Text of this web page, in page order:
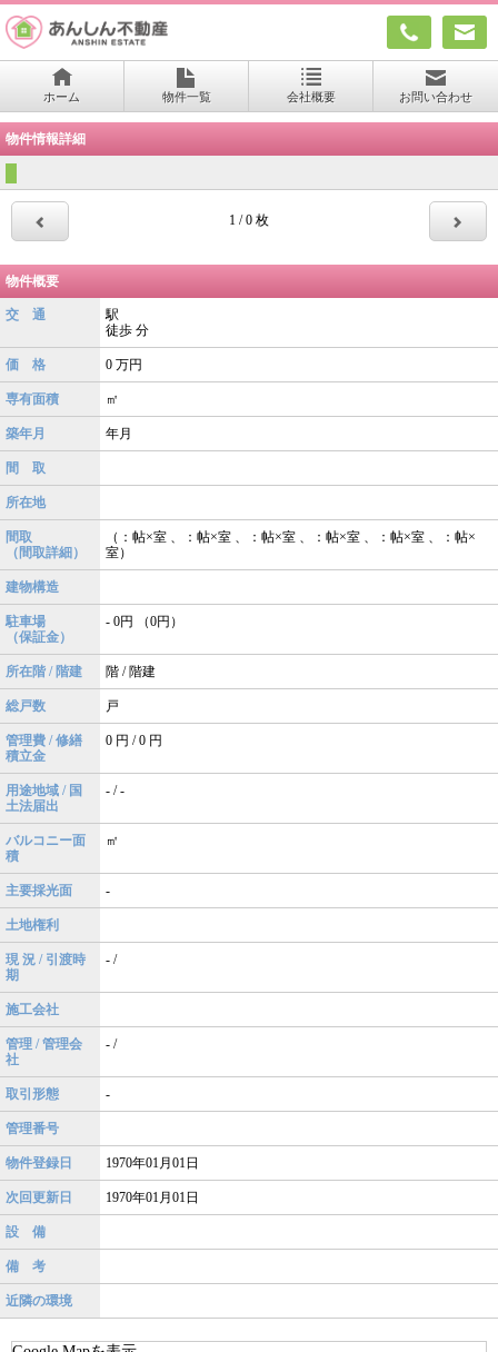
ホーム 物件一覧 会社概要 お問い合わせ
物件情報詳細
1 / 0 枚
物件概要
交 通
駅
徒歩 分
価 格 0 万円
専有面積 ㎡
築年月 年月
間 取
所在地
間取
（間取詳細）
（：帖×室 、：帖×室 、：帖×室 、：帖×室 、：帖×室 、：帖×
室）
建物構造
駐車場
（保証金）
- 0円 （0円）
所在階 / 階建 階 / 階建
総戸数 戸
管理費 / 修繕
積立金
0 円 / 0 円
用途地域 / 国
土法届出
- / -
バルコニー面
積
㎡
主要採光面 -
土地権利
現 況 / 引渡時
期
- /
施工会社
管理 / 管理会
社
- /
取引形態 -
管理番号
物件登録日 1970年01月01日
次回更新日 1970年01月01日
設 備
備 考
近隣の環境